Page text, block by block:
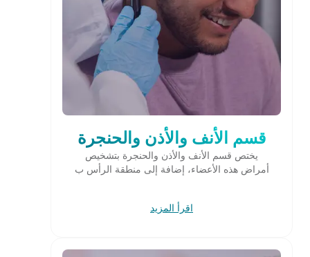
قسم الأنف والأذن والحنجرة
يختص قسم الأنف والأذن والحنجرة بتشخيص
أمراض هذه الأعضاء، إضافة إلى منطقة الرأس ب
اقرأ المزيد